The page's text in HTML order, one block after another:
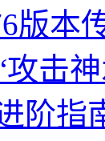
版本
攻击
阶指